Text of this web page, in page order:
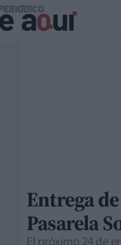
Entrega
Pasarela
El próximo 24 de